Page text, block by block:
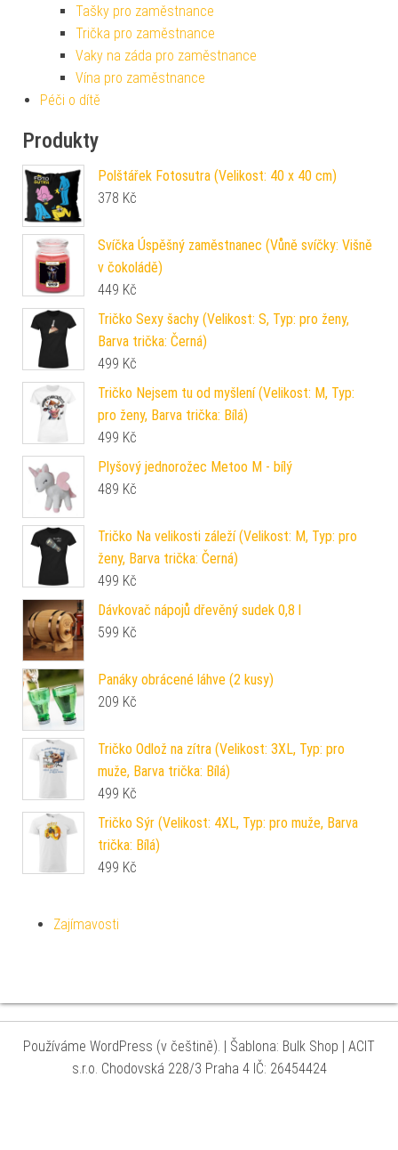
Tašky pro zaměstnance
Trička pro zaměstnance
Vaky na záda pro zaměstnance
Vína pro zaměstnance
Péči o dítě
Produkty
Polštářek Fotosutra (Velikost: 40 x 40 cm)
378 Kč
Svíčka Úspěšný zaměstnanec (Vůně svíčky: Višně
v čokoládě)
449 Kč
Tričko Sexy šachy (Velikost: S, Typ: pro ženy,
Barva trička: Černá)
499 Kč
Tričko Nejsem tu od myšlení (Velikost: M, Typ:
pro ženy, Barva trička: Bílá)
499 Kč
Plyšový jednorožec Metoo M - bílý
489 Kč
Tričko Na velikosti záleží (Velikost: M, Typ: pro
ženy, Barva trička: Černá)
499 Kč
Dávkovač nápojů dřevěný sudek 0,8 l
599 Kč
Panáky obrácené láhve (2 kusy)
209 Kč
Tričko Odlož na zítra (Velikost: 3XL, Typ: pro
muže, Barva trička: Bílá)
499 Kč
Tričko Sýr (Velikost: 4XL, Typ: pro muže, Barva
trička: Bílá)
499 Kč
Zajímavosti
Používáme WordPress (v češtině). | Šablona: Bulk Shop | ACIT
s.r.o. Chodovská 228/3 Praha 4 IČ: 26454424